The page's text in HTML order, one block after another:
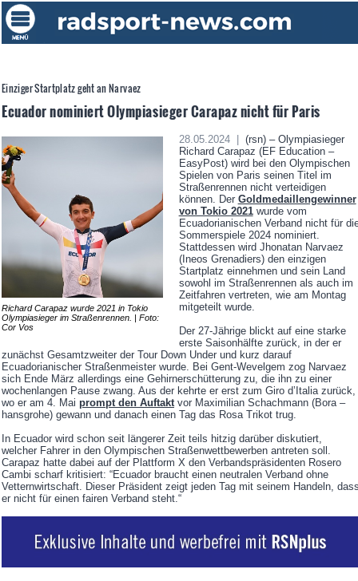
Einziger Startplatz geht an Narvaez
Ecuador nominiert Olympiasieger Carapaz nicht für Paris
Richard Carapaz wurde 2021 in Tokio
Olympiasieger im Straßenrennen. | Foto:
Cor Vos
28.05.2024 |
(rsn) – Olympiasieger
Richard Carapaz (EF Education –
EasyPost) wird bei den Olympischen
Spielen von Paris seinen Titel im
Straßenrennen nicht verteidigen
können. Der Goldmedaillengewinner
von Tokio 2021wurde vom
Ecuadorianischen Verband nicht für
Sommerspiele 2024 nominiert.
Stattdessen wird Jhonatan Narvaez
(Ineos Grenadiers) den einzigen
Startplatz einnehmen und sein Land
sowohl im Straßenrennen als auch im
Zeitfahren vertreten, wie am Montag
mitgeteilt wurde.
Der 27-Jährige blickt auf eine starke
erste Saisonhälfte zurück, in der er
zunächst Gesamtzweiter der Tour Down Under und kurz darauf
Ecuadorianischer Straßenmeister wurde. Bei Gent-Wevelgem zog Narvaez
sich Ende März allerdings eine Gehirnerschütterung zu, die ihn zu einer
wochenlangen Pause zwang. Aus der kehrte er erst zum Giro d’Italia zurück,
wo er am 4. Mai prompt den Auftaktvor Maximilian Schachmann (Bora –
hansgrohe) gewann und danach einen Tag das Rosa Trikot trug.
In Ecuador wird schon seit längerer Zeit teils hitzig darüber diskutiert,
welcher Fahrer in den Olympischen Straßenwettbewerben antreten soll.
Carapaz hatte dabei auf der Plattform X den Verbandspräsidenten Rosero
Cambi scharf kritisiert: “Ecuador braucht einen neutralen Verband ohne
Vetternwirtschaft. Dieser Präsident zeigt jeden Tag mit seinem Handeln,
er nicht für einen fairen Verband steht.“